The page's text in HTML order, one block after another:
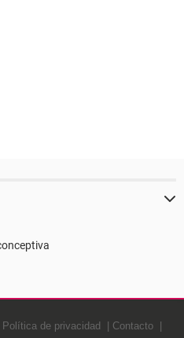
Política de privacidad Contacto